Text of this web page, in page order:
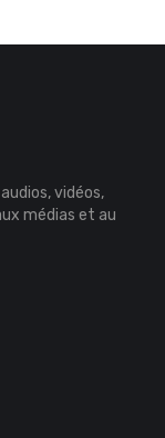
vidéos,
médias et au